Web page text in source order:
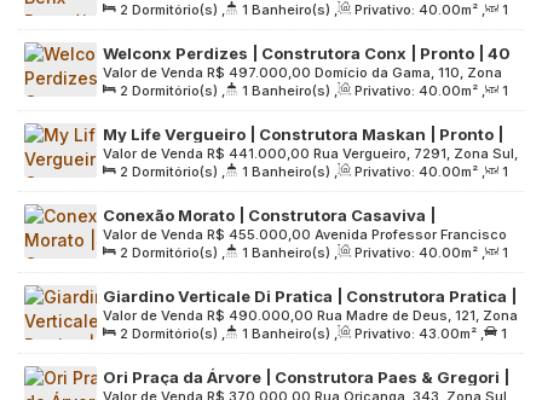
com varanda | sem vaga
05023-000, Vila Pompéia, São Paulo, São Paulo, Brasil
2 Dormitório(s) , 1 Banheiro(s) , Privativo: 40.00m² ,
1
Sala(s) , Útil: 40.00m² , Terreno: 1653.00m²
Welconx Perdizes | Construtora Conx | Pronto | 40
Metros | 02 Dormitórios | Varanda | sem Vaga
R$ 497.000,00
Valor de Venda
Domício da Gama, 110, Zona
Oeste, 05015-030, Perdizes, São Paulo, São Paulo, Brasil
2 Dormitório(s) , 1 Banheiro(s) , Privativo: 40.00m² ,
1
Sala(s) , Útil: 40.00m² , Terreno: 765.00m²
My Life Vergueiro | Construtora Maskan | Pronto |
40 metros | 02 dormitórios | varanda | 01 vaga
R$ 441.000,00
Valor de Venda
Rua Vergueiro, 7291, Zona Sul,
04273-200, Vila Firmiano Pinto, São Paulo, São Paulo, Brasil
2 Dormitório(s) , 1 Banheiro(s) , Privativo: 40.00m² ,
1
Sala(s) , 1 Vaga(s) , Útil: 40.00m² , Terreno: 960.00m²
Conexão Morato | Construtora Casaviva |
Construção | 40 metros | 02 dormitórios | com
varanda | sem vaga
R$ 455.000,00
Valor de Venda
Avenida Professor Francisco
Morato, 2802, Zona Oeste, 05512-300, Butantã, São Paulo,
São Paulo, Brasil
2 Dormitório(s) , 1 Banheiro(s) , Privativo: 40.00m² ,
1
Sala(s) , Útil: 40.00m² , Terreno: 1603.00m²
Giardino Verticale Di Pratica | Construtora Pratica |
Construção | 43 metros | 02 dormitórios | varanda
| 01 vaga
R$ 490.000,00
Valor de Venda
Rua Madre de Deus, 121, Zona
Leste, 03119-000, Mooca, São Paulo, São Paulo, Brasil
2 Dormitório(s) , 1 Banheiro(s) , Privativo: 43.00m² ,
1
Vaga(s) , Útil: 43.00m² , Terreno: 650.00m²
Ori Praça da Árvore | Construtora Paes & Gregori |
R$ 370.000,00
Valor de Venda
Rua Oriçanga, 343, Zona Sul,